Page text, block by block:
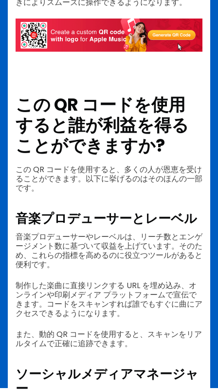
この QR コードを使用
すると誰が利益を得る
ことができますか?
この QR コードを使用すると、多くの人が恩恵を受け
ることができます。以下に挙げるのはそのほんの一部
です。
音楽プロデューサーとレーベル
音楽プロデューサーやレーベルは、リーチ数とエンゲ
ージメント数に基づいて収益を上げています。そのた
め、これらの指標を高めるのに役立つツールがあると
便利です。
制作した楽曲に直接リンクする URL を埋め込み、オ
ンラインや印刷メディア プラットフォームで宣伝で
きます。コードをスキャンすれば誰でもすぐに曲にア
クセスできるようになります。
また、動的 QR コードを使用すると、スキャンをリア
ルタイムで正確に追跡できます。
ソーシャルメディアマネージャ